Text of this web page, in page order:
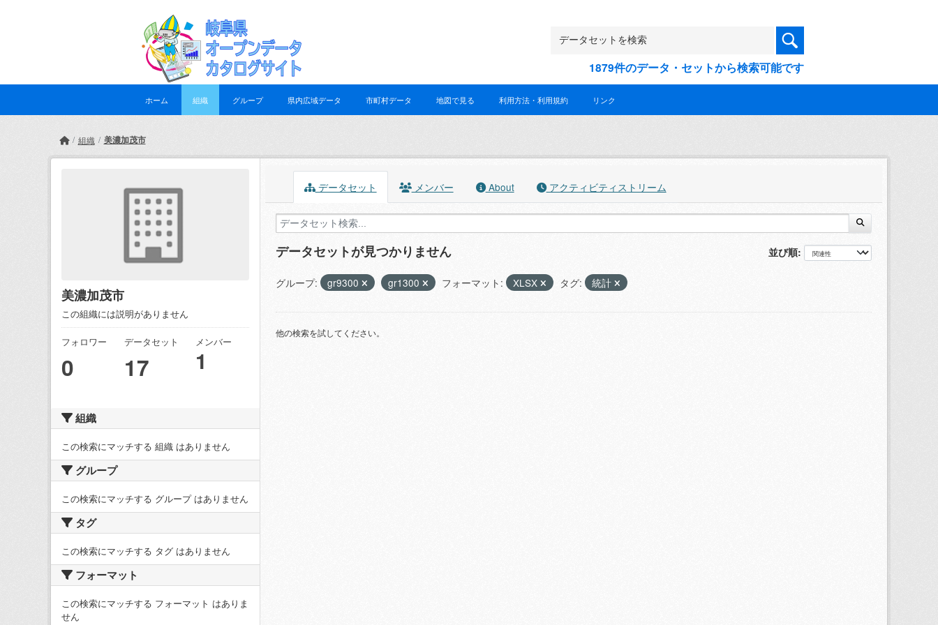
1879件のデータ・セットから検索可能です
ホーム 組織 グループ 県内広域データ 市町村データ 地図で見る 利用方法・利用規約 リンク
組織 美濃加茂市
美濃加茂市
この組織には説明がありません
フォロワー
0
データセット
17
メンバー
1
組織
この検索にマッチする 組織 はありません
グループ
この検索にマッチする グループ はありません
タグ
この検索にマッチする タグ はありません
フォーマット
この検索にマッチする フォーマット はありま
せん
データセット メンバー About アクティビティストリーム
並び順
データセットが見つかりません
グループ: gr9300 gr1300 フォーマット: XLSX タグ: 統計
他の検索を試してください。